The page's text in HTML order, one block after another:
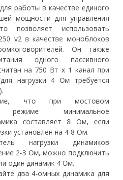
работы в качестве единого
мощности для управления
позволяет использовать
v2 в качестве моноблоков
Он также
одного пассивного
на 750 Вт x 1 канал при
нагрузки 4 Ом требуется
что при мостовом
режиме минимальное
составляет 8 Ом, если
установлен на 4-8 Ом.
нагрузки динамиков
2-3 Ом, можно подключить
один динамик 4 Ом.
два 4-омных динамика для